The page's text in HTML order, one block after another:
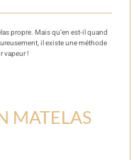
propre. Mais qu’en est-il quand
il existe une méthode
vapeur !
MATELAS